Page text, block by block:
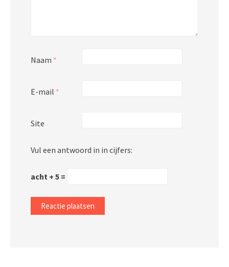
Naam *
E-mail *
Site
Vul een antwoord in in cijfers:
acht + 5 =